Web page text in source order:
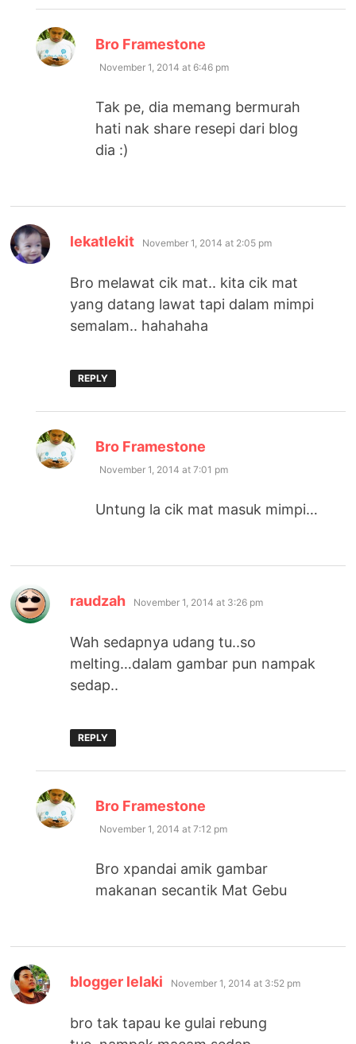
Bro Framestone
November 1, 2014 at 6:46 pm
Tak pe, dia memang bermurah
hati nak share resepi dari blog
dia :)
lekatlekit says:
November 1, 2014 at 2:05 pm
Bro melawat cik mat.. kita cik mat
yang datang lawat tapi dalam mimpi
semalam.. hahahaha
REPLY
Bro Framestone
November 1, 2014 at 7:01 pm
Untung la cik mat masuk mimpi…
raudzah says:
November 1, 2014 at 3:26 pm
Wah sedapnya udang tu..so
melting…dalam gambar pun nampak
sedap..
REPLY
Bro Framestone
November 1, 2014 at 7:12 pm
Bro xpandai amik gambar
makanan secantik Mat Gebu
blogger lelaki says:
November 1, 2014 at 3:52 pm
bro tak tapau ke gulai rebung